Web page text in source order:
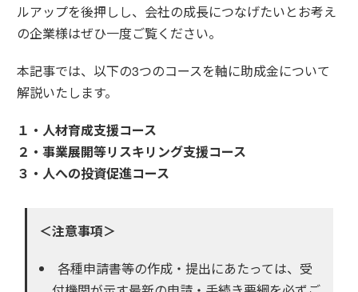
ルアップを後押しし、会社の成長につなげたいとお考え
の企業様はぜひ一度ご覧ください。
本記事では、以下の3つのコースを軸に助成金について
解説いたします。
１・人材育成支援コース
２・事業展開等リスキリング支援コース
３・人への投資促進コース
＜注意事項＞
各種申請書等の作成・提出にあたっては、受